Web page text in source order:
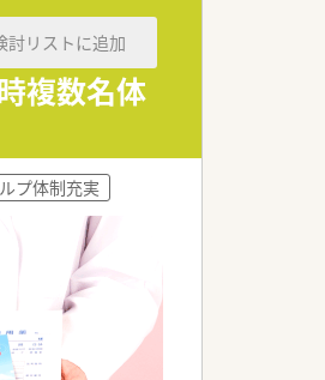
複数名体
討リストに追加
プ体制充実